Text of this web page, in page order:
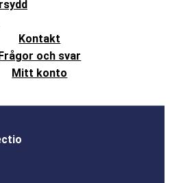
Kontakt
och svar
Mitt konto